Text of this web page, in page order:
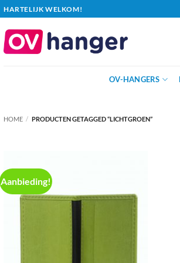
HARTELIJK WELKOM!
OV-HANGERS
HOME / PRODUCTEN GETAGGED “LICHTGROEN”
Aanbieding!